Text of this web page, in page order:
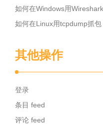
如何在Windows用
如何在Linux用tcpdump抓包
其他操作
登录
条目 feed
评论 feed